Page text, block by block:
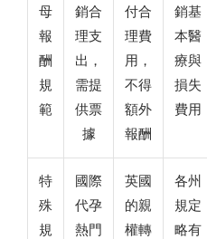
母
報
酬
規
範
銷合
理支
出，
需提
供票
據
付合
理費
用，
不得
額外
報酬
銷基
本醫
療與
損失
費用
特
殊
規
國際
代孕
熱門
英國
的親
權轉
各州
規定
略有